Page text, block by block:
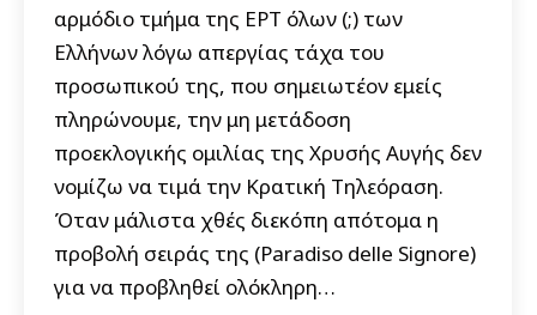
αρμόδιο τμήμα της ΕΡΤ όλων (;) των
Ελλήνων λόγω απεργίας τάχα του
προσωπικού της, που σημειωτέον εμείς
πληρώνουμε, την μη μετάδοση
προεκλογικής ομιλίας της Χρυσής Αυγής δεν
νομίζω να τιμά την Κρατική Τηλεόραση.
Όταν μάλιστα χθές διεκόπη απότομα η
προβολή σειράς της (Paradiso delle Signore)
για να προβληθεί ολόκληρη…